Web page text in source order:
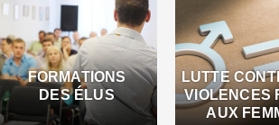
FORMATIONS
DES ÉLUS
LUTTE
VIOLENCES
AUX